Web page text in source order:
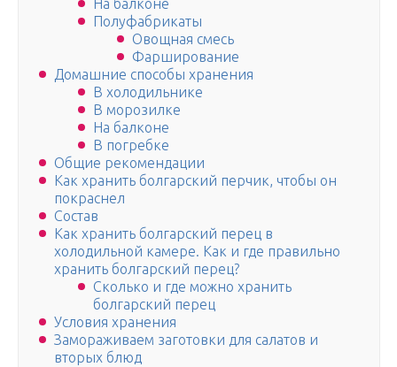
На балконе
Полуфабрикаты
Овощная смесь
Фарширование
Домашние способы хранения
В холодильнике
В морозилке
На балконе
В погребке
Общие рекомендации
Как хранить болгарский перчик, чтобы он
покраснел
Состав
Как хранить болгарский перец в
холодильной камере. Как и где правильно
хранить болгарский перец?
Сколько и где можно хранить
болгарский перец
Условия хранения
Замораживаем заготовки для салатов и
вторых блюд